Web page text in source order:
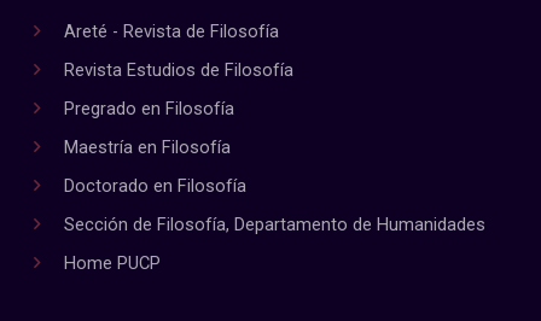
Areté - Revista de Filosofía
Revista Estudios de Filosofía
Pregrado en Filosofía
Maestría en Filosofía
Doctorado en Filosofía
Sección de Filosofía, Departamento de Humanidades
Home PUCP